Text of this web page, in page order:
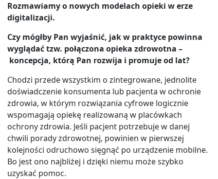
Rozmawiamy o nowych modelach opieki w erze
digitalizacji.
Czy mógłby Pan wyjaśnić, jak w praktyce powinna
wyglądać tzw. połączona opieka zdrowotna –
koncepcja, którą Pan rozwija i promuje od lat?
Chodzi przede wszystkim o zintegrowane, jednolite
doświadczenie konsumenta lub pacjenta w ochronie
zdrowia, w którym rozwiązania cyfrowe logicznie
wspomagają opiekę realizowaną w placówkach
ochrony zdrowia. Jeśli pacjent potrzebuje w danej
chwili porady zdrowotnej, powinien w pierwszej
kolejności odruchowo sięgnąć po urządzenie mobilne.
Bo jest ono najbliżej i dzięki niemu może szybko
uzyskać pomoc.
Więcej informacji na temat wykorzystywania narzędzi zewnętrznych
na naszych stronach znajdziesz w